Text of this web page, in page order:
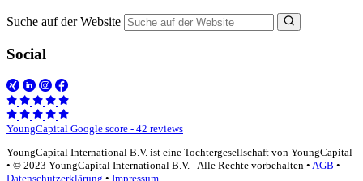
Suche auf der Website
Social
YoungCapital Google score - 42 reviews
YoungCapital International B.V. ist eine Tochtergesellschaft von YoungCapital
• © 2023 YoungCapital International B.V. - Alle Rechte vorbehalten • AGB •
Datenschutzerklärung • Impressum